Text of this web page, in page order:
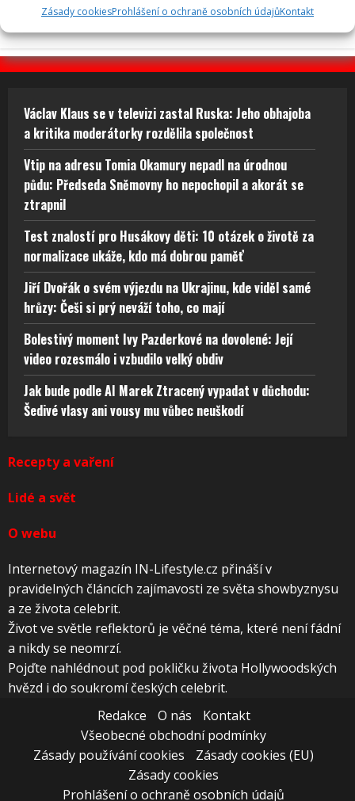
Zásady cookiesProhlášení o ochraně osobních údajůKontakt
Václav Klaus se v televizi zastal Ruska: Jeho obhajoba
a kritika moderátorky rozdělila společnost
Vtip na adresu Tomia Okamury nepadl na úrodnou
půdu: Předseda Sněmovny ho nepochopil a akorát se
ztrapnil
Test znalostí pro Husákovy děti: 10 otázek o životě za
normalizace ukáže, kdo má dobrou paměť
Jiří Dvořák o svém výjezdu na Ukrajinu, kde viděl samé
hrůzy: Češi si prý neváží toho, co mají
Bolestivý moment Ivy Pazderkové na dovolené: Její
video rozesmálo i vzbudilo velký obdiv
Jak bude podle AI Marek Ztracený vypadat v důchodu:
Šedivé vlasy ani vousy mu vůbec neuškodí
Recepty a vaření
Lidé a svět
O webu
Internetový magazín IN-Lifestyle.cz přináší v
pravidelných článcích zajímavosti ze světa showbyznysu
a ze života celebrit.
Život ve světle reflektorů je věčné téma, které není fádní
a nikdy se neomrzí.
Pojďte nahlédnout pod pokličku života Hollywoodských
hvězd i do soukromí českých celebrit.
Redakce
O nás
Kontakt
Všeobecné obchodní podmínky
Zásady používání cookies
Zásady cookies (EU)
Zásady cookies
Prohlášení o ochraně osobních údajů